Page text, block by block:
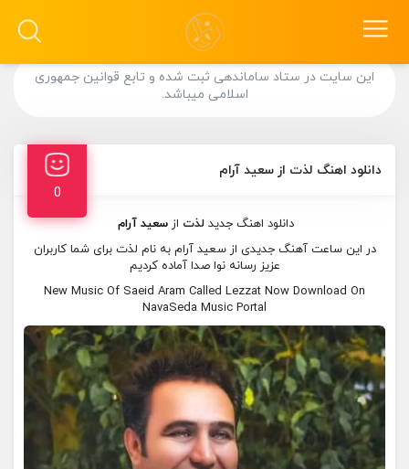
این سایت در ستاد ساماندهی ثبت شده و تابع قوانین جمهوری
اسلامی میباشد.
دانلود اهنگ لذت از سعید آرام
0
دانلود اهنگ جدیدلذت ازسعید آرام
در این ساعت آهنگ جدیدی از سعید آرام به نام لذت برای شما کاربران
عزیز رسانه نوا صدا آماده کردیم
New Music Of Saeid Aram Called Lezzat Now Download On
NavaSeda Music Portal